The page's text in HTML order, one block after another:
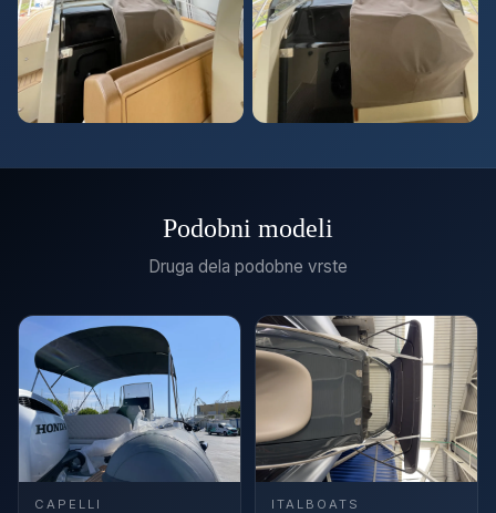
Podobni modeli
Druga dela podobne vrste
CAPELLI ITALBOATS